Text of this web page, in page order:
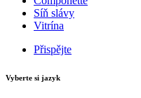
Síň slávy
Vitrína
Přispějte
Vyberte si jazyk